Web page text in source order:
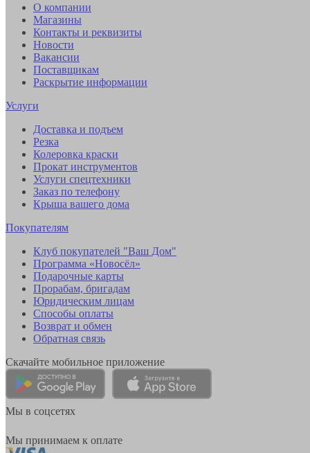
О компании
Магазины
Контакты и реквизиты
Новости
Вакансии
Поставщикам
Раскрытие информации
Услуги
Доставка и подъем
Резка
Колеровка краски
Прокат инструментов
Услуги спецтехники
Заказ по телефону
Крыша вашего дома
Покупателям
Клуб покупателей "Ваш Дом"
Программа «Новосёл»
Подарочные карты
Прорабам, бригадам
Юридическим лицам
Способы оплаты
Возврат и обмен
Обратная связь
Скачайте мобильное приложение
Мы в соцсетях
Мы принимаем к оплате